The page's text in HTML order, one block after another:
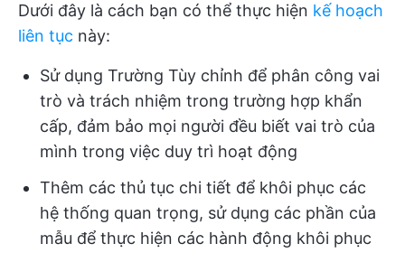
Dưới đây là cách bạn có thể thực hiện kế hoạch
liên tục này:
Sử dụng Trường Tùy chỉnh để phân công vai
trò và trách nhiệm trong trường hợp khẩn
cấp, đảm bảo mọi người đều biết vai trò của
mình trong việc duy trì hoạt động
Thêm các thủ tục chi tiết để khôi phục các
hệ thống quan trọng, sử dụng các phần của
mẫu để thực hiện các hành động khôi phục